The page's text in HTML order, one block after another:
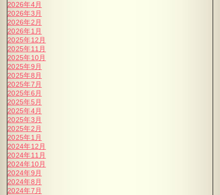
2026年4月
2026年3月
2026年2月
2026年1月
2025年12月
2025年11月
2025年10月
2025年9月
2025年8月
2025年7月
2025年6月
2025年5月
2025年4月
2025年3月
2025年2月
2025年1月
2024年12月
2024年11月
2024年10月
2024年9月
2024年8月
2024年7月